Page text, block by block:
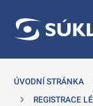
ÚVODNÍ STRÁNKA
REGISTRACE